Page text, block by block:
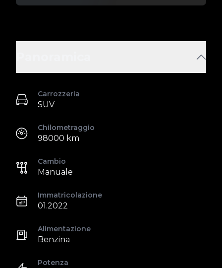
Carrozzeria
SUV
Chilometraggio
98000 km
Cambio
Manuale
Immatricolazione
01.2022
Alimentazione
Benzina
Potenza